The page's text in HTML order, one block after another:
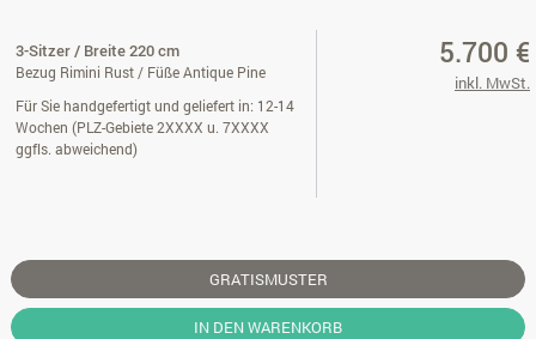
3-Sitzer / Breite 220 cm
Bezug Rimini Rust / Füße Antique Pine
Für Sie handgefertigt und geliefert in: 12-14
Wochen (PLZ-Gebiete 2XXXX u. 7XXXX
ggfls. abweichend)
5.700 €
inkl. MwSt.
GRATISMUSTER
IN DEN WARENKORB